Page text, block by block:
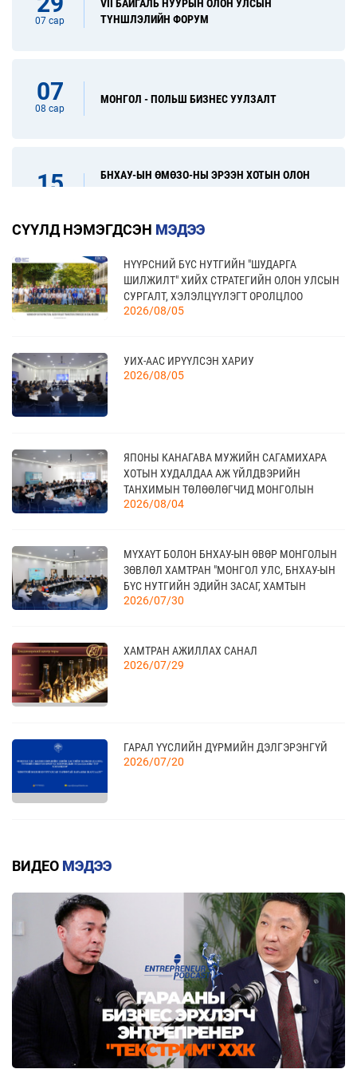
07 сар
VII БАЙГАЛЬ НУУРЫН ОЛОН УЛСЫН
ТҮНШЛЭЛИЙН ФОРУМ
07
08 сар
МОНГОЛ - ПОЛЬШ БИЗНЕС УУЛЗАЛТ
15
БНХАУ-ЫН ӨМӨЗО-НЫ ЭРЭЭН ХОТЫН ОЛОН
31
08 сар
“FINE FOOD AUSTRALIA 2026” ОЛОН УЛСЫН
ХҮНСНИЙ САЛБАРЫН ҮЗЭСГЭЛЭН
17
09 сар
“УЛААНБААТАР ТҮНШЛЭЛ 2026” ХҮНСНИЙ
САЛБАРЫН ОЛОН УЛСЫН ҮЗЭСГЭЛЭН
18
09 сар
МОНГОЛЫН АРБИТРЫН ӨДӨР - 2026
20
09 сар
КАНАД УЛС - ТОРОНТО ХОТЫН БИЗНЕС АЯЛАЛ
10 сар
04
СҮҮЛД НЭМЭГДСЭН МЭДЭЭ
НҮҮРСНИЙ БҮС НУТГИЙН "ШУДАРГА
ШИЛЖИЛТ" ХИЙХ СТРАТЕГИЙН ОЛОН УЛСЫН
СУРГАЛТ, ХЭЛЭЛЦҮҮЛЭГТ ОРОЛЦЛОО
2026/08/05
УИХ-ААС ИРҮҮЛСЭН ХАРИУ
2026/08/05
ЯПОНЫ КАНАГАВА МУЖИЙН САГАМИХАРА
ХОТЫН ХУДАЛДАА АЖ ҮЙЛДВЭРИЙН
ТАНХИМЫН ТӨЛӨӨЛӨГЧИД МОНГОЛЫН
ҮНДЭСНИЙ ХУДАЛДАА АЖ ҮЙЛДВЭРИЙН
2026/08/04
МҮХАҮТ БОЛОН БНХАУ-ЫН ӨВӨР МОНГОЛЫН
ЗӨВЛӨЛ ХАМТРАН "МОНГОЛ УЛС, БНХАУ-ЫН
БҮС НУТГИЙН ЭДИЙН ЗАСАГ, ХАМТЫН
АЖИЛЛАГААНЫ УУЛЗАЛТ"-ЫГ ЗОХИОН
2026/07/30
ХАМТРАН АЖИЛЛАХ САНАЛ
2026/07/29
ГАРАЛ ҮҮСЛИЙН ДҮРМИЙН ДЭЛГЭРЭНГҮЙ
2026/07/20
ЕАЭЗХ, ТҮҮНИЙ ГИШҮҮН ОРНУУДААС МОНГОЛ
УЛС РУУ ХӨНГӨЛТТЭЙ ТАРИФААР
ИМПОРТЛОХ 367 БАРААНЫ ЖАГСААЛТ
2026/07/20
МОНГОЛ УЛС БОЛОН ЕВРАЗИЙН ЭДИЙН
ЗАСГИЙН ХОЛБОО (ЕАЭЗХ), ТҮҮНИЙ ГИШҮҮН
ОРНУУД ХООРОНДЫН ХУДАЛДААНЫ ТҮР
ВИДЕО МЭДЭЭ